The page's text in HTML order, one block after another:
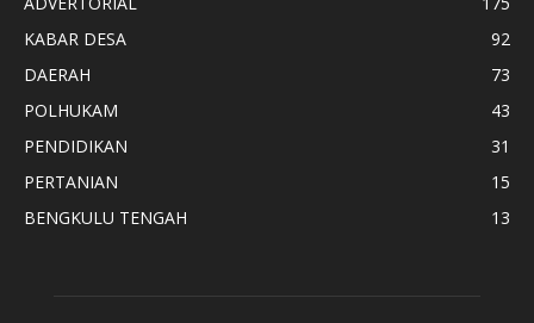
KABAR DESA
92
DAERAH
73
POLHUKAM
43
PENDIDIKAN
31
PERTANIAN
15
BENGKULU TENGAH
13